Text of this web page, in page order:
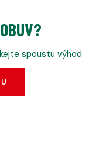
spoustu výhod